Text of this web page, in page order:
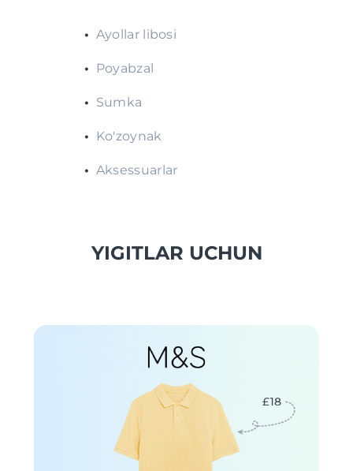
• Ayollar libosi
• Poyabzal
• Sumka
• Ko'zoynak
• Aksessuarlar
YIGITLAR UCHUN